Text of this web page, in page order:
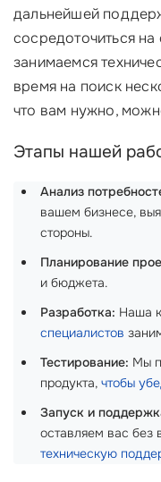
дальнейшей
сосредоточиться
занимаемся
время на поиск
что вам нужно,
Этапы нашей
Анализ
вашем бизнесе,
стороны.
Планирование
и бюджета.
Разработка: Наша
специалистов
Тестирование: Мы
продукта, чтобы
Запуск и
оставляем вас без
техническую